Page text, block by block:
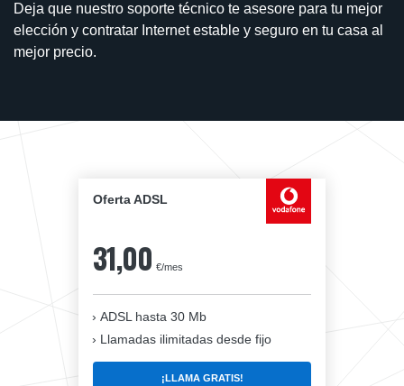
Deja que nuestro soporte técnico te asesore para tu mejor
elección y contratar Internet estable y seguro en tu casa al
mejor precio.
Oferta ADSL
31,00 €/mes
ADSL hasta 30 Mb
Llamadas ilimitadas desde fijo
¡LLAMA GRATIS!